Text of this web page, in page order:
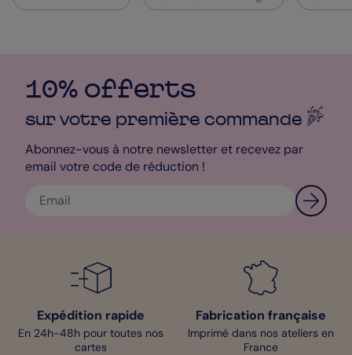
10% offerts
sur votre première commande
Abonnez-vous à notre newsletter et recevez par
email votre code de réduction !
Expédition rapide
En 24h-48h pour toutes nos
cartes
Fabrication française
Imprimé dans nos ateliers en
France